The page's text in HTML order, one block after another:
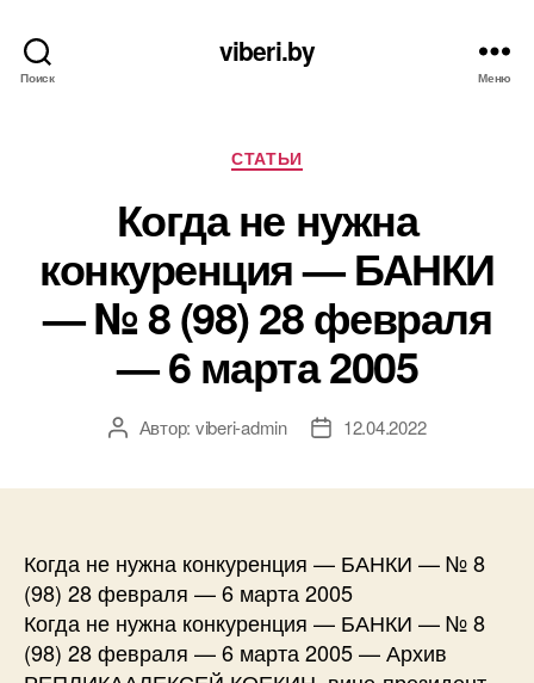
Поиск
viberi.by
Меню
Рубрики
СТАТЬИ
Когда не нужна
конкуренция — БАНКИ
— № 8 (98) 28 февраля
— 6 марта 2005
АвторАвтор: viberi-admin
Дата12.04.2022
Когда не нужна конкуренция — БАНКИ — № 8
(98) 28 февраля — 6 марта 2005
Когда не нужна конкуренция — БАНКИ — № 8
(98) 28 февраля — 6 марта 2005 — Архив